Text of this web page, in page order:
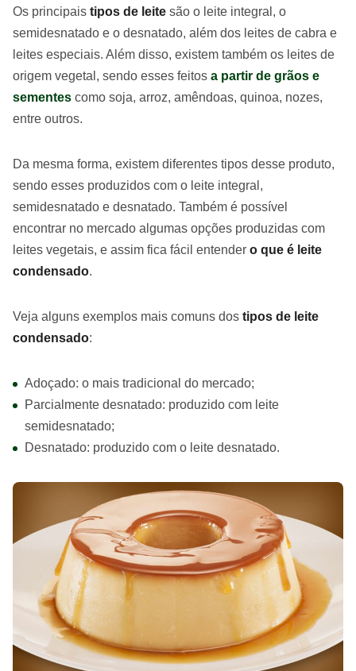
Os principais tipos de leite são o leite integral, o
semidesnatado e o desnatado, além dos leites de cabra e
leites especiais. Além disso, existem também os leites de
origem vegetal, sendo esses feitos a partir de grãos e
sementes como soja, arroz, amêndoas, quinoa, nozes,
entre outros.
Da mesma forma, existem diferentes tipos desse produto,
sendo esses produzidos com o leite integral,
semidesnatado e desnatado. Também é possível
encontrar no mercado algumas opções produzidas com
leites vegetais, e assim fica fácil entender o que é leite
condensado.
Veja alguns exemplos mais comuns dos tipos de leite
condensado:
Adoçado: o mais tradicional do mercado;
Parcialmente desnatado: produzido com leite
semidesnatado;
Desnatado: produzido com o leite desnatado.